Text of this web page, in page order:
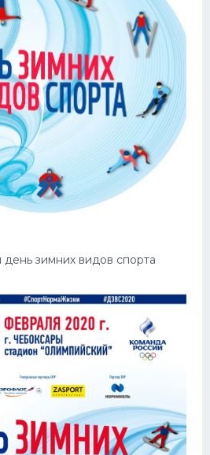
день зимних видов спорта